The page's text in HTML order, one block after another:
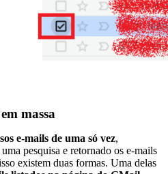
massa
e-mails de uma só vez,
pesquisa e retornado os e-mails
existem duas formas. Uma delas